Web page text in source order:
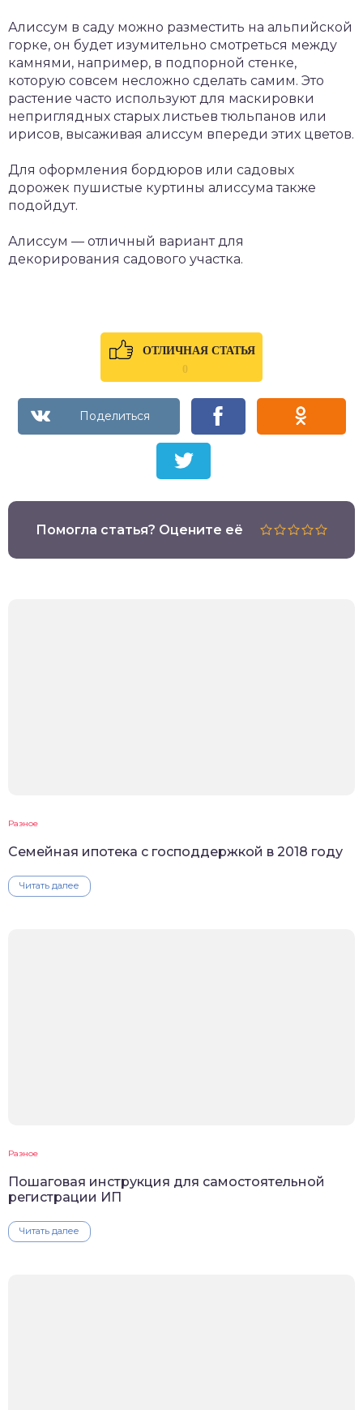
Алиссум в саду можно разместить на альпийской
горке, он будет изумительно смотреться между
камнями, например, в подпорной стенке,
которую совсем несложно сделать самим. Это
растение часто используют для маскировки
неприглядных старых листьев тюльпанов или
ирисов, высаживая алиссум впереди этих цветов.
Для оформления бордюров или садовых
дорожек пушистые куртины алиссума также
подойдут.
Алиссум — отличный вариант для
декорирования садового участка.
ОТЛИЧНАЯ СТАТЬЯ
0
Помогла статья? Оцените её
Разное
Семейная ипотека с господдержкой в 2018 году
Читать далее
Разное
Пошаговая инструкция для самостоятельной
регистрации ИП
Читать далее